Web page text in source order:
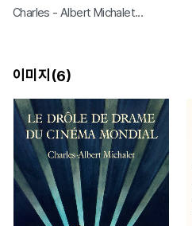
Charles - Albert Michalet...
이미지(6)